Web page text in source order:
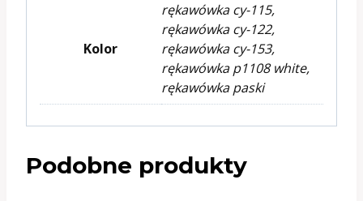
Kolor
rękawówka cy-115,
rękawówka cy-122,
rękawówka cy-153,
rękawówka p1108 white,
rękawówka paski
Podobne produkty